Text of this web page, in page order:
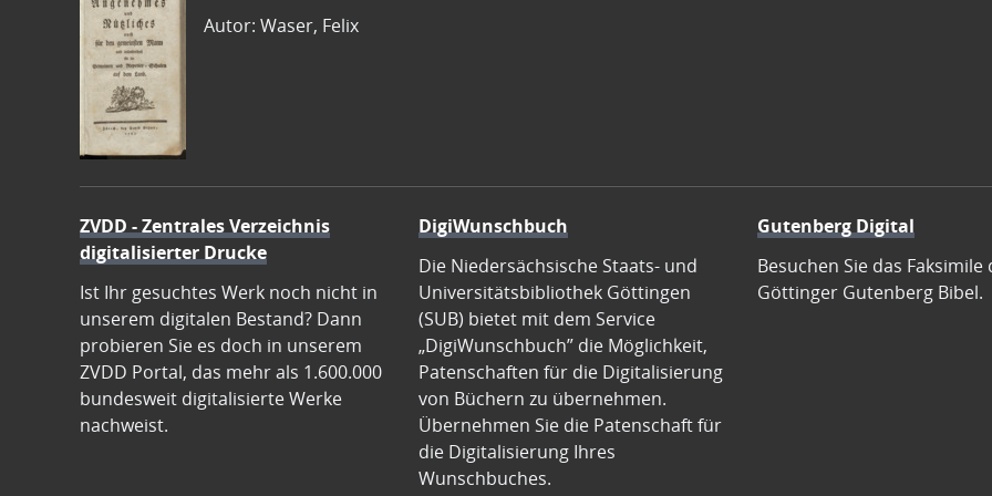
Autor: Waser, Felix
ZVDD - Zentrales Verzeichnis
digitalisierter Drucke
Ist Ihr gesuchtes Werk noch nicht in
unserem digitalen Bestand? Dann
probieren Sie es doch in unserem
ZVDD Portal, das mehr als 1.600.000
bundesweit digitalisierte Werke
nachweist.
DigiWunschbuch
Die Niedersächsische Staats- und
Universitätsbibliothek Göttingen
(SUB) bietet mit dem Service
„DigiWunschbuch” die Möglichkeit,
Patenschaften für die Digitalisierung
von Büchern zu übernehmen.
Übernehmen Sie die Patenschaft für
die Digitalisierung Ihres
Wunschbuches.
Gutenberg Digital
Besuchen Sie das Faksimile
Göttinger Gutenberg Bibel.